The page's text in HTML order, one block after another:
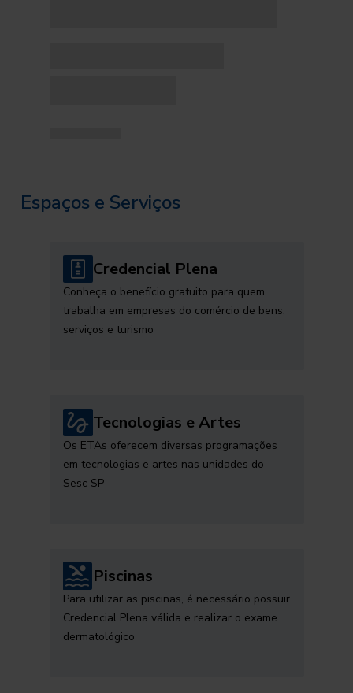
Espaços e Serviços
Credencial Plena
Conheça o benefício gratuito para quem
trabalha em empresas do comércio de bens,
serviços e turismo
Tecnologias e Artes
Os ETAs oferecem diversas programações
em tecnologias e artes nas unidades do
Sesc SP
Piscinas
Para utilizar as piscinas, é necessário possuir
Credencial Plena válida e realizar o exame
dermatológico